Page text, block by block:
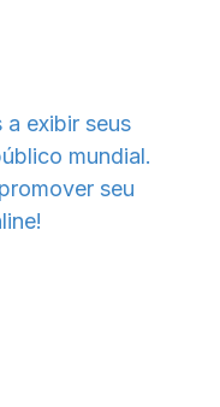
a exibir seus
mundial.
seu